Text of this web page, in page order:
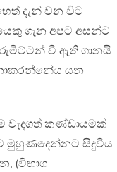
දැන් වන විට
ගැන අපට අසන්ට
වී ඇති ගානයි.
යන
කණ්ඩායමක්
මුහුණදෙන්නට සිදුවිය
(විභාග